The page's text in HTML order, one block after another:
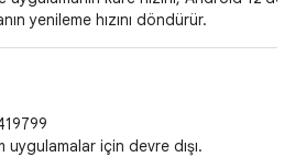
yenileme hızını döndürür.
uygulamalar için devre dışı.